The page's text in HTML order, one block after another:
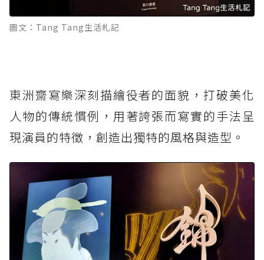
圖文：Tang Tang生活札記
東洲齋寫樂深刻描繪役者的面貌，打破美化
人物的傳統慣例，用著誇張而寫實的手法呈
現演員的特徵，創造出獨特的風格與造型。